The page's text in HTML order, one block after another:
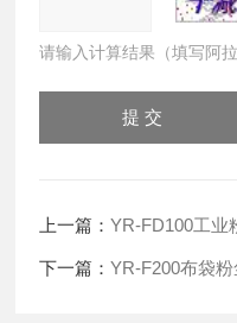
请输入计算结果（填写阿
上一篇：YR-FD100工业
下一篇：YR-F200布袋